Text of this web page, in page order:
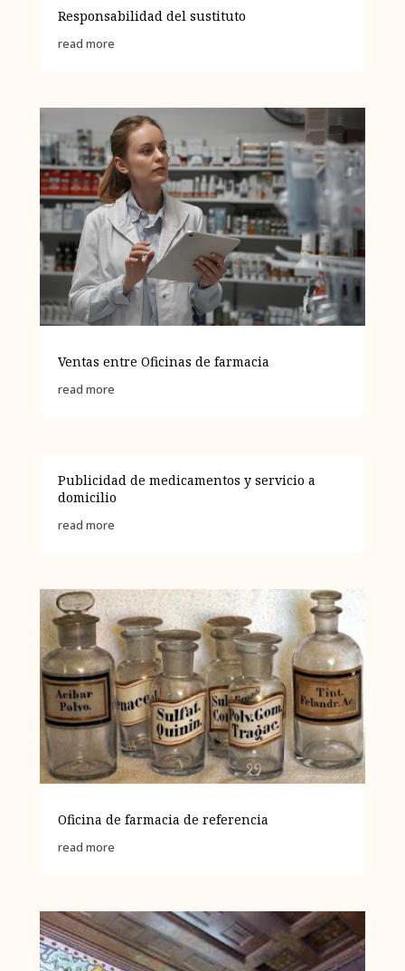
Responsabilidad del sustituto
read more
Ventas entre Oficinas de farmacia
read more
Publicidad de medicamentos y servicio a
domicilio
read more
Oficina de farmacia de referencia
read more